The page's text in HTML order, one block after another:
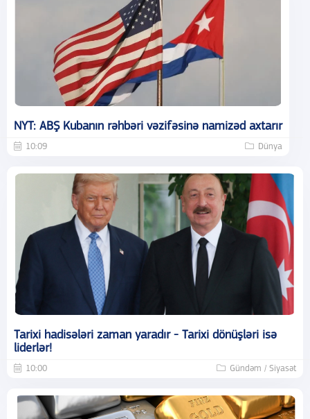
NYT: ABŞ Kubanın rəhbəri vəzifəsinə namizəd axtarır
10:09 Dünya
Tarixi hadisələri zaman yaradır - Tarixi dönüşləri isə
liderlər!
10:00 Gündəm / Siyasət